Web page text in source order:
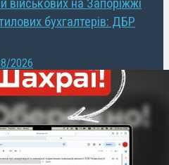
військових на Запоріжжі
бухгалтерів: ДБР
2026